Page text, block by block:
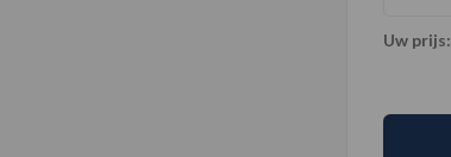
Uw prijs: